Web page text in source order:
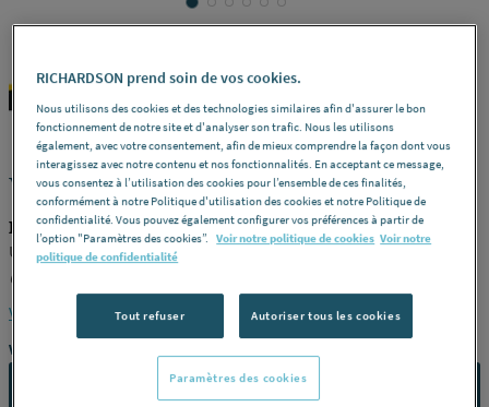
VISSAGE - Embout torsion
DIAGER U640PH2
U640ph - phillips -Modèle PH2 -Dimension (mm)25 -
Conditionnement
Voir la description complète
Vous avez un projet ?
CONTACTEZ-NOUS
RICHARDSON prend soin de vos cookies.
Nous utilisons des cookies et des technologies similaires afin d'assurer le bon
fonctionnement de notre site et d'analyser son trafic. Nous les utilisons
également, avec votre consentement, afin de mieux comprendre la façon dont vous
interagissez avec notre contenu et nos fonctionnalités. En acceptant ce message,
vous consentez à l’utilisation des cookies pour l’ensemble de ces finalités,
conformément à notre Politique d'utilisation des cookies et notre Politique de
confidentialité. Vous pouvez également configurer vos préférences à partir de
l’option "Paramètres des cookies”. Voir notre politique de cookies Voir notre
politique de confidentialité
Tout refuser Autoriser tous les cookies
Paramètres des cookies